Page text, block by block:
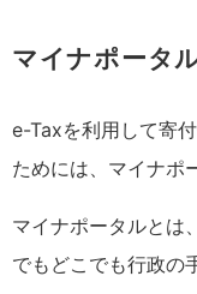
マイナポータ
e-Taxを利用して寄
ためには、マイナポ
マイナポータルとは
でもどこでも行政の